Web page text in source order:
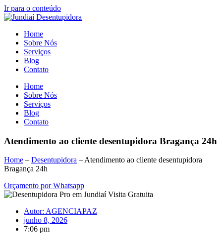
Ir para o conteúdo
Home
Sobre Nós
Serviços
Blog
Contato
Home
Sobre Nós
Serviços
Blog
Contato
Atendimento ao cliente desentupidora Bragança 24h
Home – Desentupidora –Atendimento ao cliente desentupidora
Bragança 24h
Orçamento por Whatsapp
Autor: AGENCIAPAZ
junho 8, 2026
7:06 pm